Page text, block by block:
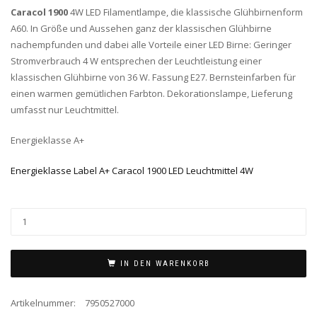
Caracol 19004W LED Filamentlampe, die klassische Glühbirnenform
A60. In Größe und Aussehen ganz der klassischen Glühbirne
nachempfunden und dabei alle Vorteile einer LED Birne: Geringer
Stromverbrauch 4 W entsprechen der Leuchtleistung einer
klassischen Glühbirne von 36 W. Fassung E27. Bernsteinfarben für
einen warmen gemütlichen Farbton. Dekorationslampe, Lieferung
umfasst nur Leuchtmittel.
Energieklasse A+
Energieklasse Label A+ Caracol 1900 LED Leuchtmittel 4W
IN DEN WARENKORB
Artikelnummer:
7950527000